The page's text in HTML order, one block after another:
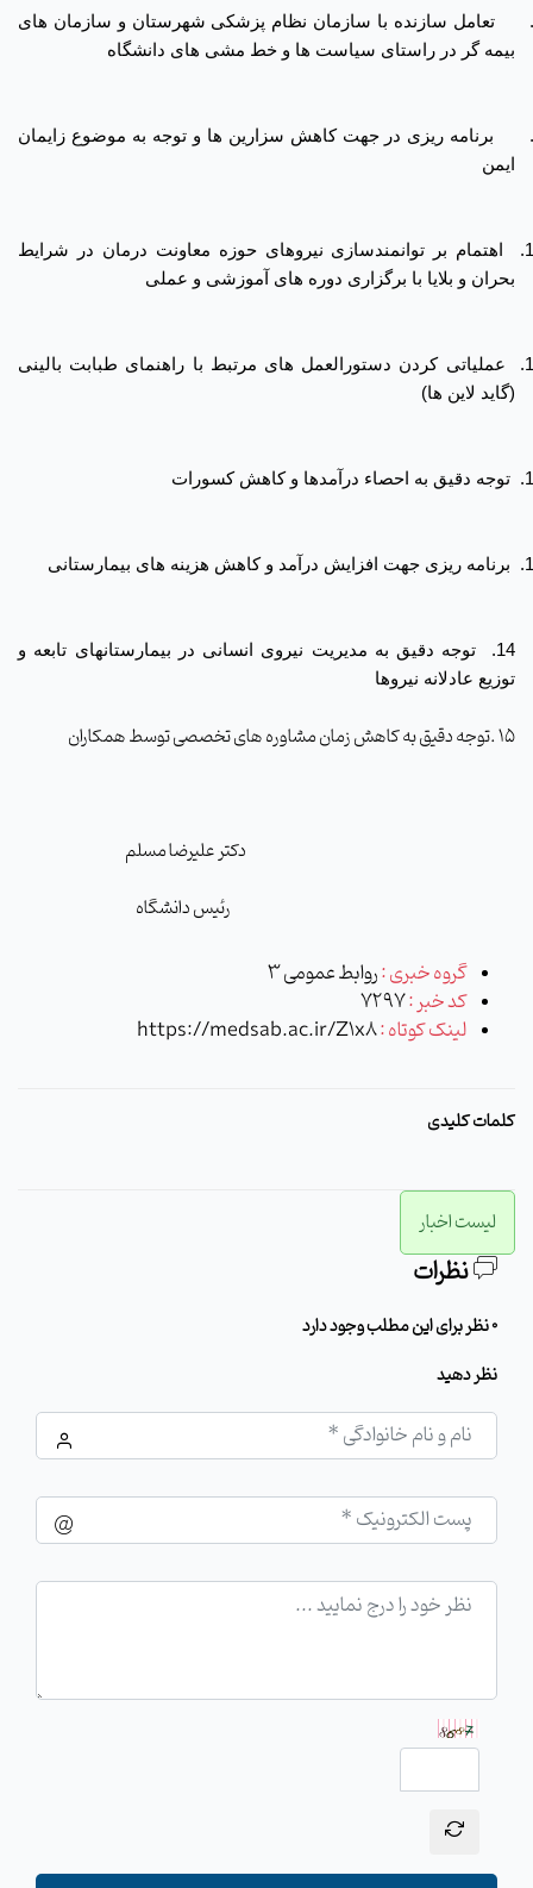
تعامل سازنده با سازمان نظام پزشکی شهرستان و سازمان های
بیمه گر در راستای سیاست ها و خط مشی های دانشگاه
برنامه ریزی در جهت کاهش سزارین ها و توجه به موضوع زایمان
ایمن
اهتمام بر توانمندسازی نیروهای حوزه معاونت درمان در شرایط
بحران و بلایا با برگزاری دوره های آموزشی و عملی
عملیاتی کردن دستورالعمل های مرتبط با راهنمای طبابت بالینی
(گاید لاین ها)
توجه دقیق به احصاء درآمدها و کاهش کسورات
برنامه ریزی جهت افزایش درآمد و کاهش هزینه های بیمارستانی
14.
توجه دقیق به مدیریت نیروی انسانی در بیمارستانهای تابعه و
توزیع عادلانه نیروها
15 .توجه دقیق به کاهش زمان مشاوره های تخصصی توسط همکاران
دکتر علیرضا مسلم
رئیس دانشگاه
گروه خبری :روابط عمومی 3
کد خبر :7297
لینک کوتاه :https://medsab.ac.ir/Z1x8
کلمات کلیدی
لیست اخبار
نظرات
0 نظر برای این مطلب وجود دارد
نظر دهید